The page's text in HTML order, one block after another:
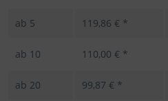
ab 5 119,86 € *
ab 10 110,00 € *
ab 20 99,87 € *